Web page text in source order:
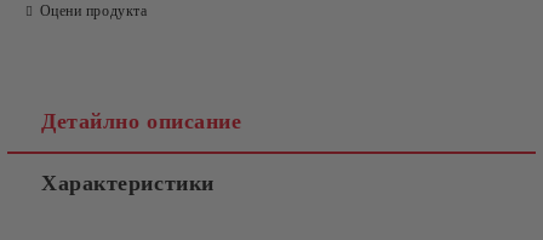
Оцени продукта
Детайлно описание
Характеристики